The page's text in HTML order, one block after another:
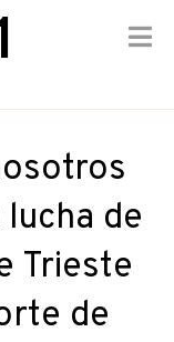
lucha de
Trieste
de